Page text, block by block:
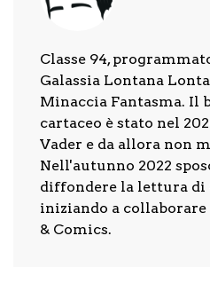
Classe 94,
Galassia Lontana
Minaccia Fantasma. Il
cartaceo è stato nel
Vader e da allora non
Nell'autunno 2022
diffondere la lettura di
iniziando a
& Comics.